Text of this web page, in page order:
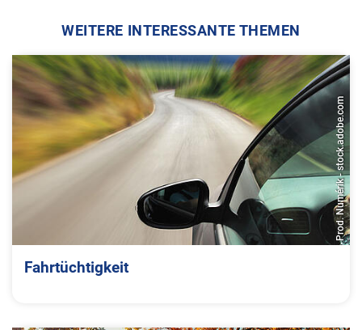
WEITERE INTERESSANTE THEMEN
Prod. Numérik - stock.adobe.com
Fahrtüchtigkeit